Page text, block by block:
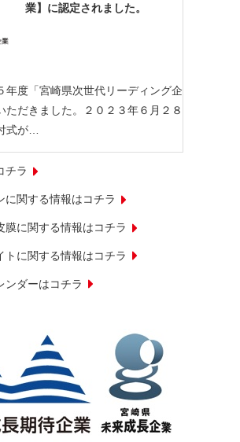
業】に認定されました。
度「宮崎県次世代リーディング企
ただきました。２０２３年６月２８
式が…
チラ
に関する情報はコチラ
膜に関する情報はコチラ
トに関する情報はコチラ
ンダーはコチラ